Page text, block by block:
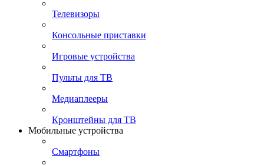
Телевизоры
Консольные приставки
Игровые устройства
Пульты для ТВ
Медиаплееры
Кронштейны для ТВ
Мобильные устройства
Смартфоны